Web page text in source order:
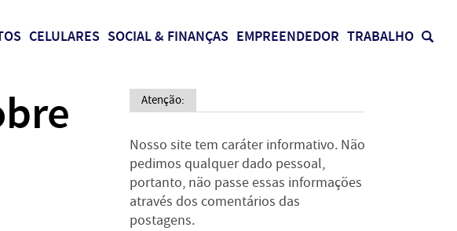
CELULARES SOCIAL & FINANÇAS EMPREENDEDOR TRABALHO
Atenção:
Nosso site tem caráter informativo. Não
pedimos qualquer dado pessoal,
portanto, não passe essas informações
através dos comentários das
postagens.